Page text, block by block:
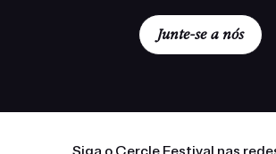
Junte-se a nós